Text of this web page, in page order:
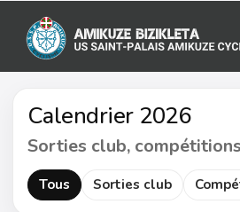
Calendrier 2026
Sorties club,
Tous Sorties club